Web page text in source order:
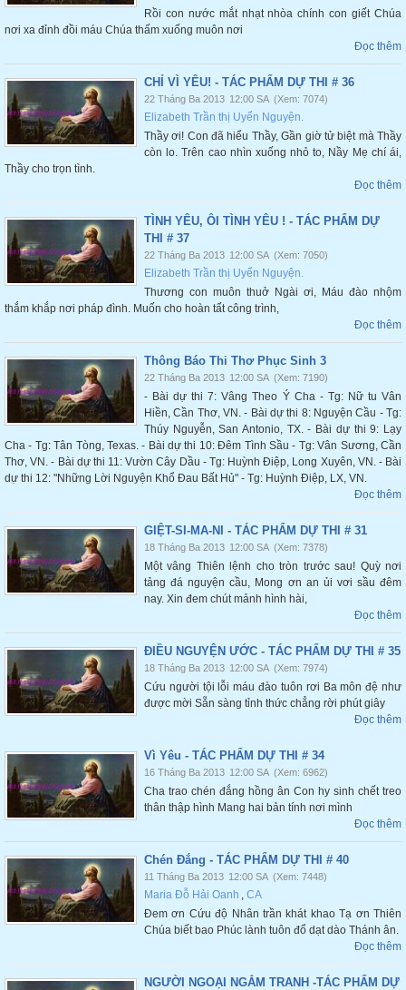
Rồi con nước mắt nhạt nhòa chính con giết Chúa
nơi xa đỉnh đồi máu Chúa thấm xuống muôn nơi
Đọc thêm
CHỈ VÌ YÊU! - TÁC PHẨM DỰ THI # 36
22 Tháng Ba 2013 12:00 SA (Xem: 7074)
Elizabeth Trần thị Uyển Nguyện.
Thầy ơi! Con đã hiểu Thầy, Gần giờ tử biệt mà Thầy
còn lo. Trên cao nhìn xuống nhỏ to, Nầy Mẹ chí ái,
Thầy cho trọn tình.
Đọc thêm
TÌNH YÊU, ÔI TÌNH YÊU ! - TÁC PHẨM DỰ
THI # 37
22 Tháng Ba 2013 12:00 SA (Xem: 7050)
Elizabeth Trần thị Uyển Nguyện.
Thương con muôn thuở Ngài ơi, Máu đào nhộm
thắm khắp nơi pháp đình. Muốn cho hoàn tất công trình,
Đọc thêm
Thông Báo Thi Thơ Phục Sinh 3
22 Tháng Ba 2013 12:00 SA (Xem: 7190)
- Bài dự thi 7: Vâng Theo Ý Cha - Tg: Nữ tu Vân
Hiền, Cần Thơ, VN. - Bài dự thi 8: Nguyện Cầu - Tg:
Thúy Nguyễn, San Antonio, TX. - Bài dự thi 9: Lạy
Cha - Tg: Tân Tòng, Texas. - Bài dự thi 10: Đêm Tình Sầu - Tg: Vân Sương, Cần
Thơ, VN. - Bài dự thi 11: Vườn Cây Dầu - Tg: Huỳnh Điệp, Long Xuyên, VN. - Bài
dự thi 12: "Những Lời Nguyện Khổ Đau Bất Hủ" - Tg: Huỳnh Điệp, LX, VN.
Đọc thêm
GIỆT-SI-MA-NI - TÁC PHẨM DỰ THI # 31
18 Tháng Ba 2013 12:00 SA (Xem: 7378)
Một vâng Thiên lệnh cho tròn trước sau! Quỳ nơi
tảng đá nguyện cầu, Mong ơn an ủi vơi sầu đêm
nay. Xin đem chút mảnh hình hài,
Đọc thêm
ĐIỀU NGUYỆN ƯỚC - TÁC PHẨM DỰ THI # 35
18 Tháng Ba 2013 12:00 SA (Xem: 7974)
Cứu người tội lỗi máu đào tuôn rơi Ba môn đệ như
được mời Sẵn sàng tỉnh thức chẳng rời phút giây
Đọc thêm
Vì Yêu - TÁC PHẨM DỰ THI # 34
16 Tháng Ba 2013 12:00 SA (Xem: 6962)
Cha trao chén đắng hồng ân Con hy sinh chết treo
thân thập hình Mang hai bản tính nơi mình
Đọc thêm
Chén Đắng - TÁC PHẨM DỰ THI # 40
11 Tháng Ba 2013 12:00 SA (Xem: 7448)
Maria Đỗ Hải Oanh , CA
Đem ơn Cứu độ Nhân trần khát khao Tạ ơn Thiên
Chúa biết bao Phúc lành tuôn đổ dạt dào Thánh ân.
Đọc thêm
NGƯỜI NGOẠI NGẮM TRANH -TÁC PHẨM DỰ